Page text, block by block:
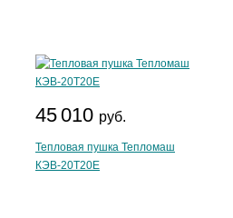
45 010 руб.
Тепловая пушка Тепломаш
КЭВ-20Т20Е